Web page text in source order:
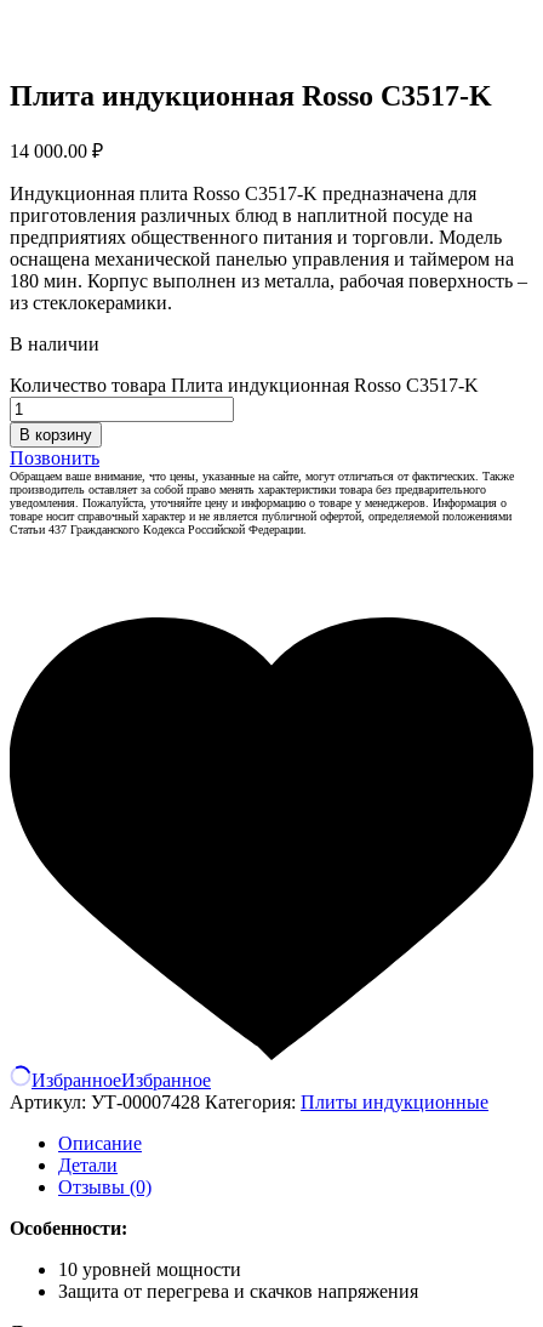
Плита индукционная Rosso C3517-K
14 000.00 ₽
Индукционная плита Rosso C3517-K предназначена для
приготовления различных блюд в наплитной посуде на
предприятиях общественного питания и торговли. Модель
оснащена механической панелью управления и таймером на
180 мин. Корпус выполнен из металла, рабочая поверхность –
из стеклокерамики.
В наличии
Количество товара Плита индукционная Rosso C3517-K
В корзину
Позвонить
Обращаем ваше внимание, что цены, указанные на сайте, могут отличаться от фактических. Также
производитель оставляет за собой право менять характеристики товара без предварительного
уведомления. Пожалуйста, уточняйте цену и информацию о товаре у менеджеров. Информация о
товаре носит справочный характер и не является публичной офертой, определяемой положениями
Статьи 437 Гражданского Кодекса Российской Федерации.
ИзбранноеИзбранное
Артикул: УТ-00007428 Категория: Плиты индукционные
Описание
Детали
Отзывы (0)
Особенности:
10 уровней мощности
Защита от перегрева и скачков напряжения